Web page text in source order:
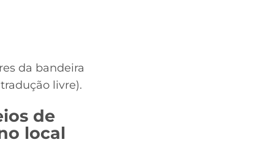
da bandeira
livre).
de
local